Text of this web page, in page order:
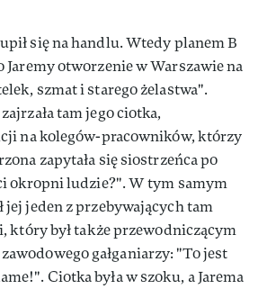
się na handlu. Wtedy planem B
Jaremy otworzenie w Warszawie na
szmat i starego żelastwa".
tam jego ciotka,
na kolegów-pracowników, którzy
zapytała się siostrzeńca po
okropni ludzie?". W tym samym
jeden z przebywających tam
który był także przewodniczącym
gałganiarzy: "To jest
Ciotka była w szoku, a Jarema